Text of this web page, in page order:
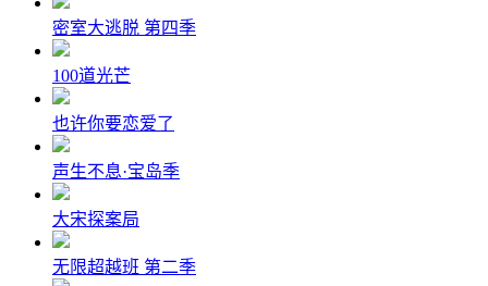
密室大逃脱 第四季
100道光芒
也许你要恋爱了
声生不息·宝岛季
大宋探案局
无限超越班 第二季